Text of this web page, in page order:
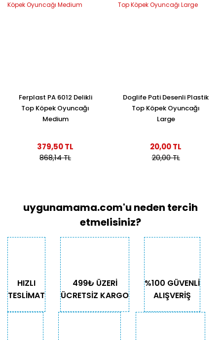
Ferplast PA 6012 Delikli
Top Köpek Oyuncağı
Medium
379,50 TL
868,14 TL
Doglife Pati Desenli Plastik
Top Köpek Oyuncağı
Large
20,00 TL
20,00 TL
uygunamama.com'u neden tercih
etmelisiniz?
HIZLI
TESLİMAT
499₺ ÜZERİ
ÜCRETSİZ KARGO
%100 GÜVENLİ
ALIŞVERİŞ